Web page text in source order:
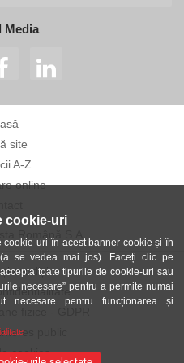
cookie-uri
uri în acest banner cookie și în
se vedea mai jos). Faceți clic pe
toate tipurile de cookie-uri sau
necesare” pentru a permite numai
necesare pentru funcționarea și
Media
site
A-Z
online
condiții
fizice - GDPR
public
cookies